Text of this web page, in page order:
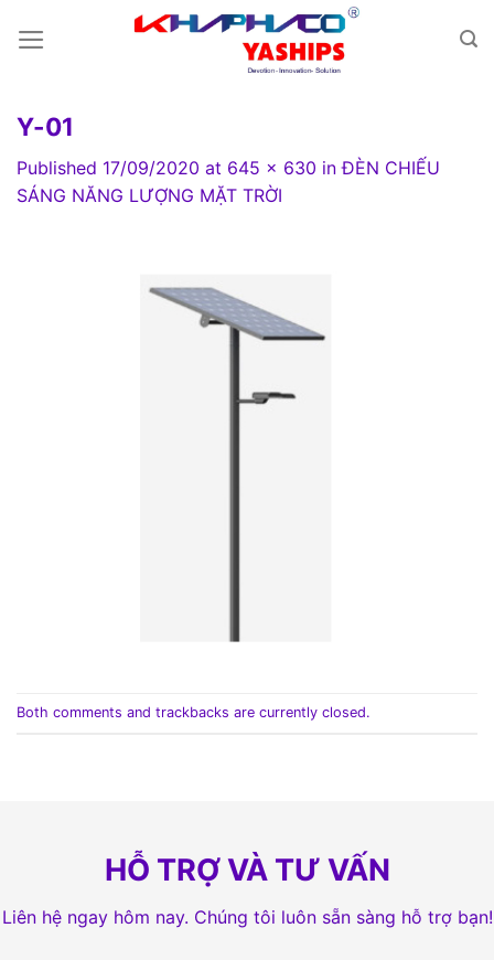
Y-01
Published 17/09/2020 at 645 × 630 inĐÈN CHIẾU
SÁNG NĂNG LƯỢNG MẶT TRỜI
Both comments and trackbacks are currently closed.
HỖ TRỢ VÀ TƯ VẤN
Liên hệ ngay hôm nay. Chúng tôi luôn sẵn sàng hỗ trợ bạn!